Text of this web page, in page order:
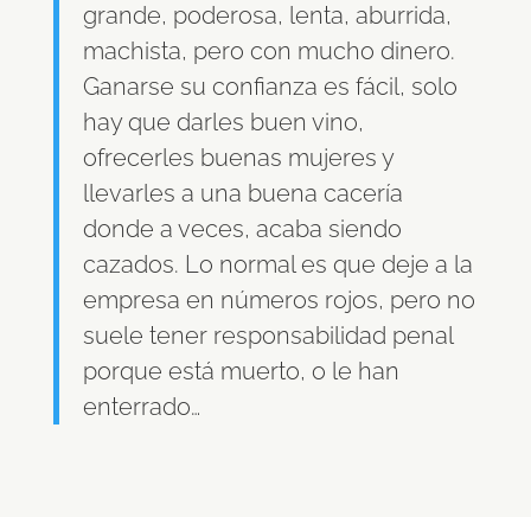
grande, poderosa, lenta, aburrida,
machista, pero con mucho dinero.
Ganarse su confianza es fácil, solo
hay que darles buen vino,
ofrecerles buenas mujeres y
llevarles a una buena cacería
donde a veces, acaba siendo
cazados. Lo normal es que deje a la
empresa en números rojos, pero no
suele tener responsabilidad penal
porque está muerto, o le han
enterrado…